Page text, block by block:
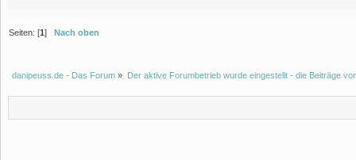
Seiten: [1] Nach oben
danipeuss.de - Das Forum » Der aktive Forumbetrieb wurde eingestellt - die Beiträge